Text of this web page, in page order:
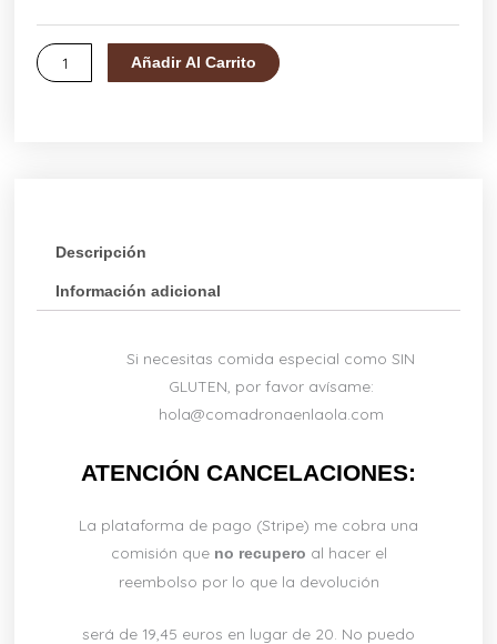
CON
DESAYUNO
Añadir Al Carrito
Descripción
Información adicional
Si necesitas comida especial como SIN
GLUTEN, por favor avísame:
hola@comadronaenlaola.com
ATENCIÓN CANCELACIONES:
La plataforma de pago (Stripe) me cobra una
comisión queno recupero al hacer el
reembolso por lo que la devolución
será de 19,45 euros en lugar de 20. No puedo